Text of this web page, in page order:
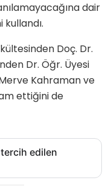
dair
kullandı.
Doç. Dr.
Dr. Öğr. Üyesi
Kahraman ve
ettiğini de
edilen